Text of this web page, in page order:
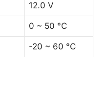
12.0 V
0 ~ 50 °C
-20 ~ 60 °C